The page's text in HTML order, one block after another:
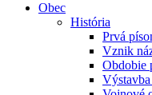
Obec
História
Prvá
Vznik
Obdobie